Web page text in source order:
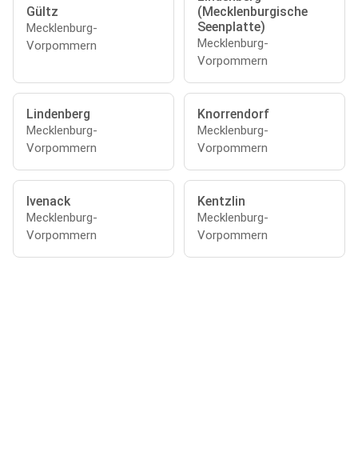
Gültz
Mecklenburg-
Vorpommern
(Mecklenburgische
Seenplatte)
Mecklenburg-
Vorpommern
Lindenberg
Mecklenburg-
Vorpommern
Knorrendorf
Mecklenburg-
Vorpommern
Ivenack
Mecklenburg-
Vorpommern
Kentzlin
Mecklenburg-
Vorpommern